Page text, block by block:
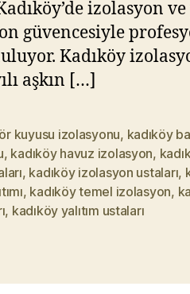
izolasyon
güvencesiyle
Kadıköy
aşkın […]
kuyusu izolasyonu, kadıköy
, kadıköy havuz izolasyon,
, kadıköy izolasyon ustaları,
, kadıköy temel izolasyon,
, kadıköy yalıtım ustaları